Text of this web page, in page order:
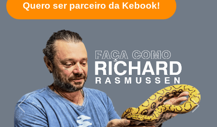
Quero ser parceiro da Kebook!
Previous Next